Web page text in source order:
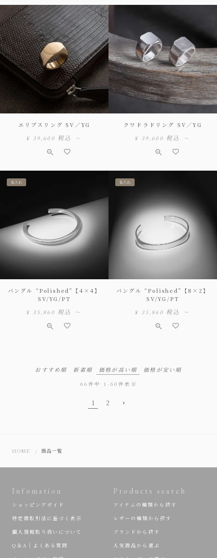
エリプスリング SV／YG
¥ 39,600 税込 〜
クワドラドリング SV／YG
¥ 39,600 税込 〜
名入れ
バングル “Polished”【4×4】
SV/YG/PT
¥ 35,860 税込 〜
名入れ
バングル “Polished”【8×2】
SV/YG/PT
¥ 35,860 税込 〜
おすすめ順 新着順 価格が高い順 価格が安い順
66 件中 1 - 60 件表示
1 2
HOME 商品一覧
Infomation
ショッピングガイド
特定商取引法に基づく表示
個人情報取り扱いについて
Q＆A｜よくある質問
Products search
アイテムの種類から探す
レザーの種類から探す
ブランドから探す
人気商品から選ぶ